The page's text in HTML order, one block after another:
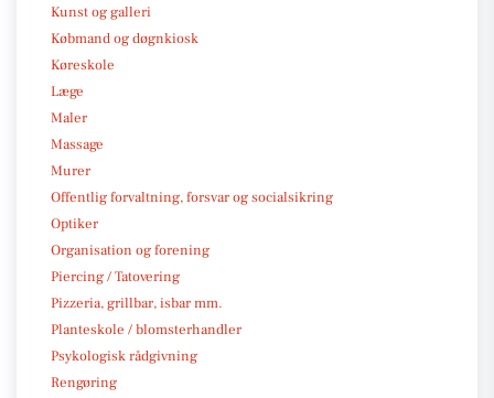
Kunst og galleri
Købmand og døgnkiosk
Køreskole
Læge
Maler
Massage
Murer
Offentlig forvaltning, forsvar og socialsikring
Optiker
Organisation og forening
Piercing / Tatovering
Pizzeria, grillbar, isbar mm.
Planteskole / blomsterhandler
Psykologisk rådgivning
Rengøring